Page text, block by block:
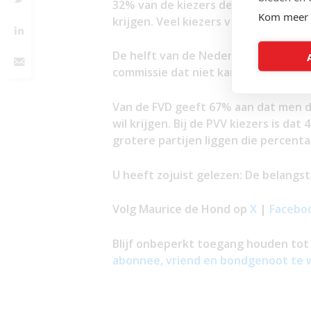
Kom
32% van de kiezers denkt dat de
krijgen. Veel kiezers van PRO geven
De helft van de Nederlanders
commissie dat niet kan de andere
Van de FVD geeft 67% aan dat
wil krijgen. Bij de PVV kiezers is dat
grotere partijen liggen die
U heeft zojuist gelezen: De
Volg Maurice de Hond op X|
Blijf onbeperkt toegang houden
abonnee, vriend en bondgenoot te